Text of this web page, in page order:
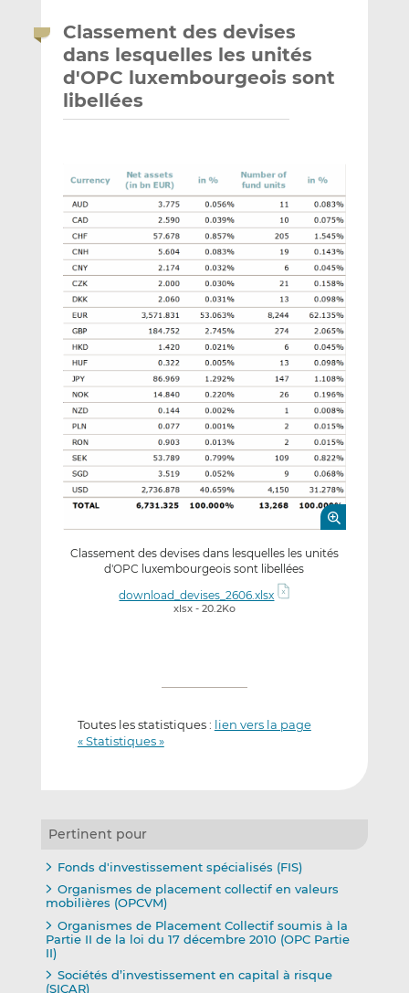
Classement des devises
dans lesquelles les unités
d'OPC luxembourgeois sont
libellées
Classement des devises dans lesquelles les unités
d'OPC luxembourgeois sont libellées
download_devises_2606.xlsx
xlsx - 20.2Ko
Toutes les statistiques : lien vers la page
« Statistiques »
Pertinent pour
Fonds d'investissement spécialisés (FIS)
Organismes de placement collectif en valeurs
mobilières (OPCVM)
Organismes de Placement Collectif soumis à la
Partie II de la loi du 17 décembre 2010 (OPC Partie
II)
Sociétés d’investissement en capital à risque
(SICAR)